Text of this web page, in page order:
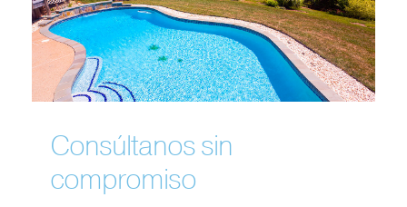
Consúltanos sin
compromiso